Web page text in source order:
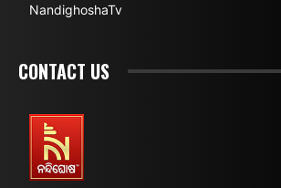
NandighoshaTv
CONTACT US